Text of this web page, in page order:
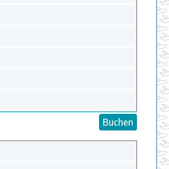
Buchen